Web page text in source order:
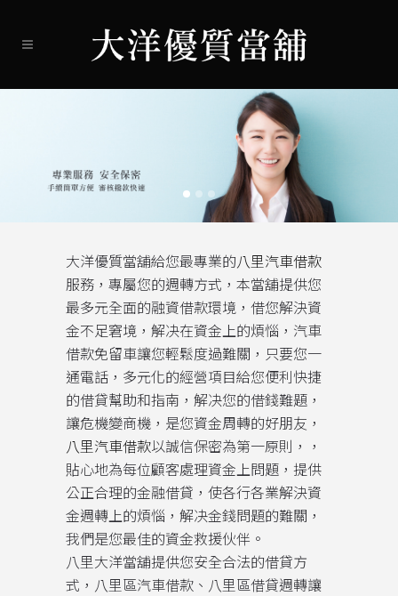
大洋優質當舖給您最專業的八里汽車借款
服務，專屬您的週轉方式，本當舖提供您
最多元全面的融資借款環境，借您解決資
金不足窘境，解决在資金上的煩惱，汽車
借款免留車讓您輕鬆度過難關，只要您一
通電話，多元化的經營項目給您便利快捷
的借貸幫助和指南，解决您的借錢難題，
讓危機變商機，是您資金周轉的好朋友，
八里汽車借款以誠信保密為第一原則，，
貼心地為每位顧客處理資金上問題，提供
公正合理的金融借貸，使各行各業解決資
金週轉上的煩惱，解决金錢問題的難關，
我們是您最佳的資金救援伙伴。
八里大洋當舖提供您安全合法的借貸方
式，八里區汽車借款、八里區借貸週轉讓